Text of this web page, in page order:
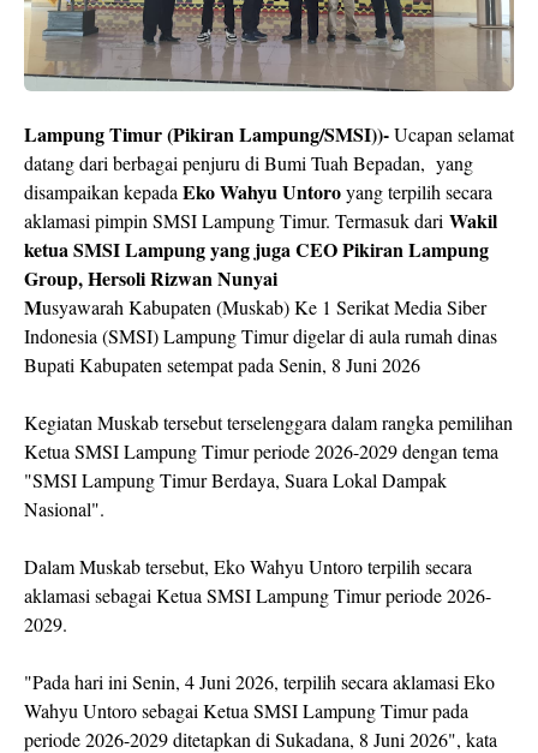
Lampung Timur (Pikiran Lampung/SMSI))-Ucapan selamat
datang dari berbagai penjuru di Bumi Tuah Bepadan, yang
disampaikan kepada Eko Wahyu Untoroyang terpilih secara
aklamasi pimpin SMSI Lampung Timur. Termasuk dari Wakil
ketua SMSI Lampung yang juga CEO Pikiran Lampung
Group, Hersoli Rizwan Nunyai
Musyawarah Kabupaten (Muskab) Ke 1 Serikat Media Siber
Indonesia (SMSI) Lampung Timur digelar di aula rumah dinas
Bupati Kabupaten setempat pada Senin, 8 Juni 2026
Kegiatan Muskab tersebut terselenggara dalam rangka pemilihan
Ketua SMSI Lampung Timur periode 2026-2029 dengan tema
"SMSI Lampung Timur Berdaya, Suara Lokal Dampak
Nasional".
Dalam Muskab tersebut, Eko Wahyu Untoro terpilih secara
aklamasi sebagai Ketua SMSI Lampung Timur periode 2026-
2029.
"Pada hari ini Senin, 4 Juni 2026, terpilih secara aklamasi Eko
Wahyu Untoro sebagai Ketua SMSI Lampung Timur pada
periode 2026-2029 ditetapkan di Sukadana, 8 Juni 2026", kata